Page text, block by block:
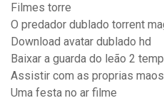
Filmes torre
O predador dublado torrent
Download avatar dublado hd
Baixar a guarda do leão 2
Assistir com as proprias
Uma festa no ar filme